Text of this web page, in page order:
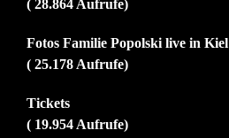
( 28.864 Aufrufe)
Fotos Familie Popolski live in Kiel
( 25.178 Aufrufe)
Tickets
( 19.954 Aufrufe)